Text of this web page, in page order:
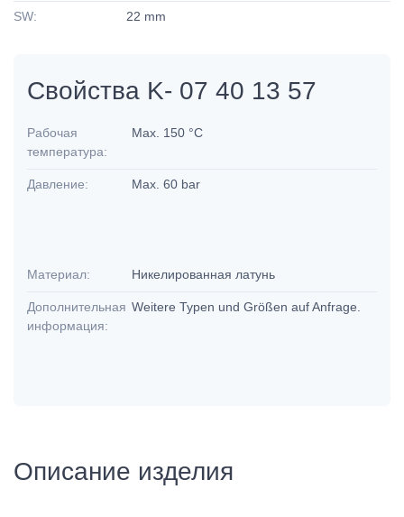
SW: 22 mm
Свойства K- 07 40 13 57
Рабочая
температура:
Max. 150 °C
Давление: Max. 60 bar
Материал: Никелированная латунь
Дополнительная
информация:
Weitere Typen und Größen auf Anfrage.
Описание изделия